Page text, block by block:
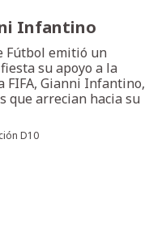
Infantino
Fútbol emitió un
su apoyo a la
FIFA, Gianni Infantino,
que arrecian hacia su
D10